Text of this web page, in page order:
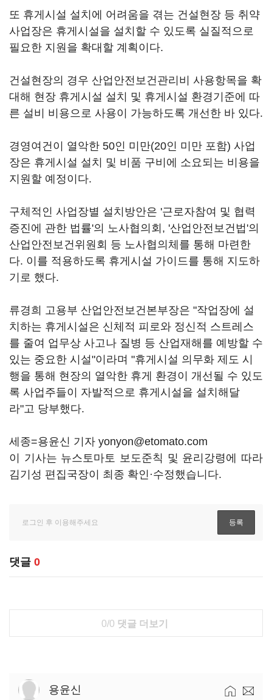
또 휴게시설 설치에 어려움을 겪는 건설현장 등 취약
사업장은 휴게시설을 설치할 수 있도록 실질적으로
필요한 지원을 확대할 계획이다.
건설현장의 경우 산업안전보건관리비 사용항목을 확
대해 현장 휴게시설 설치 및 휴게시설 환경기준에 따
른 설비 비용으로 사용이 가능하도록 개선한 바 있다.
경영여건이 열악한 50인 미만(20인 미만 포함) 사업
장은 휴게시설 설치 및 비품 구비에 소요되는 비용을
지원할 예정이다.
구체적인 사업장별 설치방안은 '근로자참여 및 협력
증진에 관한 법률'의 노사협의회, '산업안전보건법'의
산업안전보건위원회 등 노사협의체를 통해 마련한
다. 이를 적용하도록 휴게시설 가이드를 통해 지도하
기로 했다.
류경희 고용부 산업안전보건본부장은 "작업장에 설
치하는 휴게시설은 신체적 피로와 정신적 스트레스
를 줄여 업무상 사고나 질병 등 산업재해를 예방할 수
있는 중요한 시설"이라며 "휴게시설 의무화 제도 시
행을 통해 현장의 열악한 휴게 환경이 개선될 수 있도
록 사업주들이 자발적으로 휴게시설을 설치해달
라"고 당부했다.
세종=용윤신 기자 yonyon@etomato.com
이 기사는 뉴스토마토 보도준칙 및 윤리강령에 따라
김기성 편집국장이 최종 확인·수정했습니다.
댓글 0
0/0 댓글 더보기
용윤신